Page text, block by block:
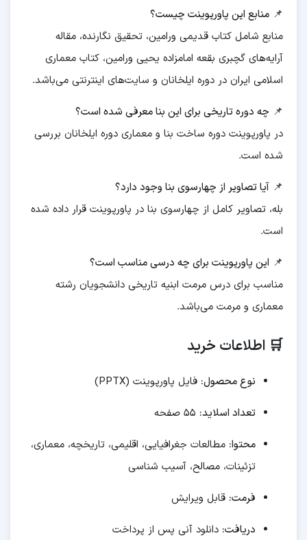
📌 منابع این پاورپوینت چیست؟
منابع شامل کتاب قدیمی ورامین، تحقیق نگارنده، مقاله
آرایه‌های گچبری بقعه امامزاده یحیی ورامین، کتاب معماری
اسلامی ایران در دوره ایلخانان و سایت‌های اینترنتی می‌باشد.
📌 چه دوره تاریخی برای این بنا معرفی شده است؟
در پاورپوینت دوره ساخت بنا و معماری دوره ایلخانان بررسی
شده است.
📌 آیا تصاویر از چهارسوی بنا وجود دارد؟
بله، تصاویر کامل از چهارسوی بنا در پاورپوینت قرار داده شده
است.
📌 این پاورپوینت برای چه درسی مناسب است؟
مناسب برای درس مرمت ابنیه تاریخی دانشجویان رشته
معماری و مرمت می‌باشد.
🛒 اطلاعات خرید
نوع محصول: فایل پاورپوینت (PPTX)
تعداد اسلاید:
محتوا: مطالعات جغرافیایی، اقلیمی، تاریخچه، معماری،
تزئینات، مصالح، آسیب شناسی
فرمت: قابل ویرایش
دریافت: دانلود آنی پس از پرداخت